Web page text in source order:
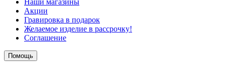
Акции
Гравировка в подарок
Желаемое изделие в рассрочку!
Соглашение
Помощь